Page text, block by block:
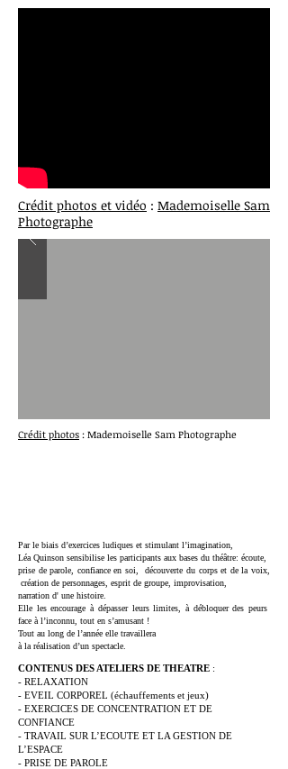
Crédit photos et vidéo : Mademoiselle Sam
Photographe
Crédit photos : Mademoiselle Sam Photographe
Par le biais d’exercices ludiques et stimulant l’imagination,
Léa Quinson sensibilise les participants aux bases du théâtre: écoute,
prise de parole, confiance en soi, découverte du corps et de la voix,
création de personnages, esprit de groupe, improvisation,
narration d' une histoire.
Elle les encourage à dépasser leurs limites, à débloquer des peurs
face à l’inconnu, tout en s’amusant !
Tout au long de l’année elle travaillera
à la réalisation d’un spectacle.
CONTENUS DES ATELIERS DE THEATRE :
- RELAXATION
- EVEIL CORPOREL (échauffements et jeux)
- EXERCICES DE CONCENTRATION ET DE
CONFIANCE
- TRAVAIL SUR L’ECOUTE ET LA GESTION DE
L’ESPACE
- PRISE DE PAROLE